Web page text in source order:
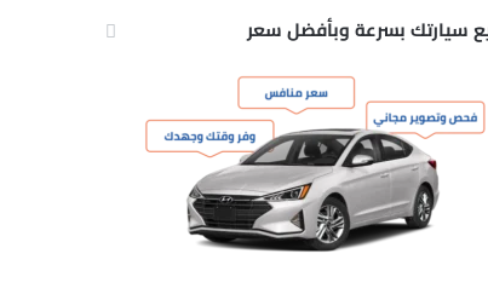
سيارتك بسرعة وبأفضل سعر